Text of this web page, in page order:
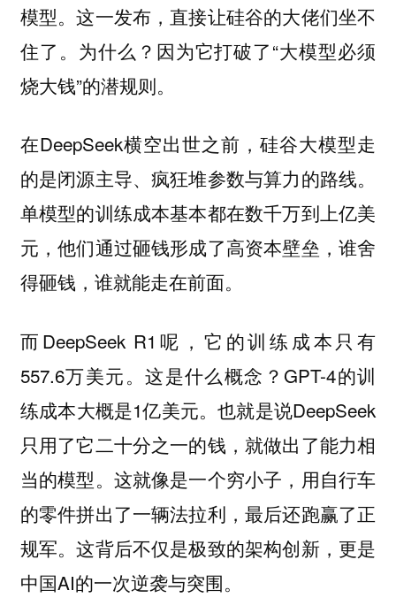
模型。这一发布，直接让硅谷的大佬们坐不
住了。为什么？因为它打破了“大模型必须
烧大钱”的潜规则。
在DeepSeek横空出世之前，硅谷大模型走
的是闭源主导、疯狂堆参数与算力的路线。
单模型的训练成本基本都在数千万到上亿美
元，他们通过砸钱形成了高资本壁垒，谁舍
得砸钱，谁就能走在前面。
而DeepSeek R1呢，它的训练成本只有
557.6万美元。这是什么概念？GPT-4的训
练成本大概是1亿美元。也就是说DeepSeek
只用了它二十分之一的钱，就做出了能力相
当的模型。这就像是一个穷小子，用自行车
的零件拼出了一辆法拉利，最后还跑赢了正
规军。这背后不仅是极致的架构创新，更是
中国AI的一次逆袭与突围。